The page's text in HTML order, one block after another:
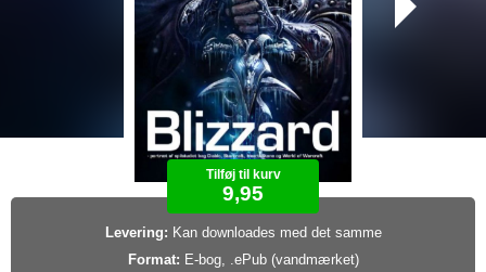
Tilføj til kurv
9,95
Levering: Kan downloades med det samme
Format: E-bog, .ePub (vandmærket)